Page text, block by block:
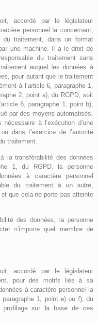
accordé par le législateur
personnel la concernant,
traitement, dans un format
une machine. Il a le droit de
du traitement sans
auquel les données à
pour autant que le traitement
à l’article 6, paragraphe 1,
2, point a), du RGPD, soit
6, paragraphe 1, point b),
par des moyens automatisés,
à l’exécution d’une
dans l’exercice de l’autorité
traitement.
la transférabilité des données
1, du RGPD, la personne
à caractère personnel
du traitement à un autre,
que cela ne porte pas atteinte
des données, la personne
n’importe quel membre de
accordé par le législateur
pour des motifs liés à sa
à caractère personnel la
1, point e) ou f), du
profilage sur la base de ces